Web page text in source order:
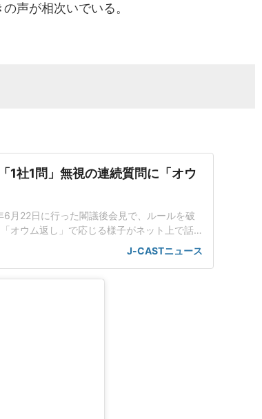
声が相次いでいる。
1社1問」無視の連続質問に「オウ
月22日に行った閣議後会見で、ルールを破
オウム返し」で応じる様子がネット上で話
改定素案めぐり応酬小野田氏は会見で、人
ことを報告した。話題を集めているのは、
J-CASTニュース